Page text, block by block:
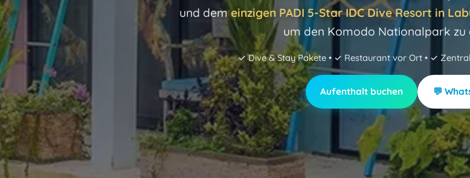
und demeinzigen PADI 5-Star IDC Dive Resort in
um den Komodo Nationalpark zu
✓ Dive & Stay Pakete • ✓ Restaurant vor Ort • ✓
Aufenthalt buchen 💬